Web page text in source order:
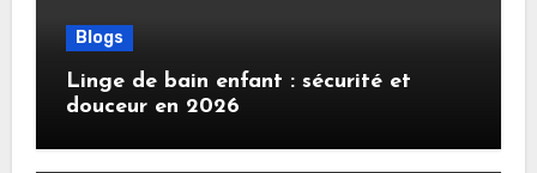
Blogs
Linge de bain enfant : sécurité et
douceur en 2026